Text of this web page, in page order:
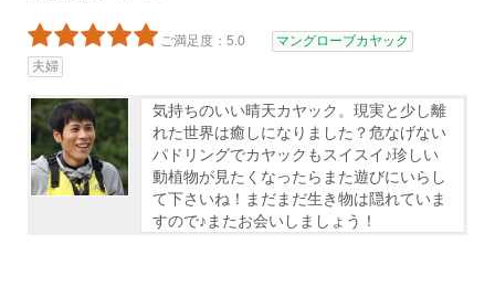
ご満足度：5.0
マングローブカヤック
夫婦
気持ちのいい晴天カヤック。現実と少し離
れた世界は癒しになりました？危なげない
パドリングでカヤックもスイスイ♪珍しい
動植物が見たくなったらまた遊びにいらし
て下さいね！まだまだ生き物は隠れていま
すので♪またお会いしましょう！